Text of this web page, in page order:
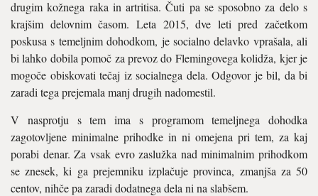
drugim kožnega raka in artritisa. Čuti pa se sposobno za delo s
krajšim delovnim časom. Leta 2015, dve leti pred začetkom
poskusa s temeljnim dohodkom, je soci­alno delavko vprašala, ali
bi lahko dobila pomoč za prevoz do Flemingovega kolidža, kjer je
mogoče obiskovati tečaj iz socialne­ga dela. Odgovor je bil, da bi
zaradi tega prejemala manj drugih nadomestil.
V nasprotju s tem ima s programom te­meljnega dohodka
zagotovljene minimal­ne prihodke in ni omejena pri tem, za kaj
porabi denar. Za vsak evro zaslužka nad minimalnim prihodkom
se znesek, ki ga prejemniku izplačuje provinca, zmanjša za 50
centov, nihče pa zaradi dodatnega dela ni na slabšem.